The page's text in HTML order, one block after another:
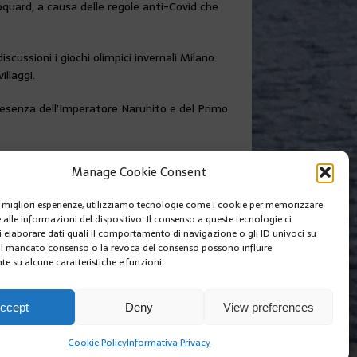
Manage Cookie Consent
migliori esperienze, utilizziamo tecnologie come i cookie per memorizzare
alle informazioni del dispositivo. Il consenso a queste tecnologie ci
elaborare dati quali il comportamento di navigazione o gli ID univoci su
mancato consenso o la revoca del consenso possono influire
su alcune caratteristiche e funzioni.
Deny View preferences
Cookie PolicyInformativa Privacy
a causa delle regole anti-Covid che
i giochi olimpici invernali Milano
dell’Imperatore Naruhito e del Primo
OBBLIGATORE OVUNQUE A
MONACO
SIAMO COOKIE POLICY (EU)